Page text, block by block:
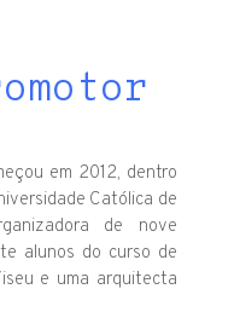
em 2012, dentro
Católica de
de nove
alunos do curso de
e uma arquitecta